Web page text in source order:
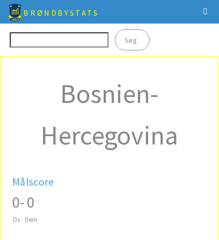
BRØNDBYSTATS
Bosnien-
Hercegovina
Målscore
0
Os
-0
Dem